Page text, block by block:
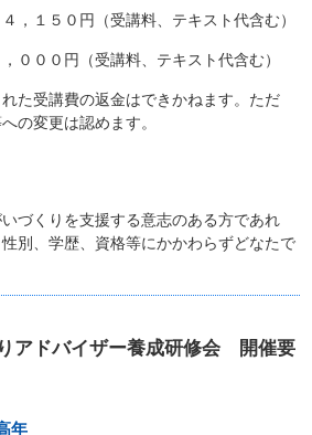
，１５０円（受講料、テキスト代含む）
０００円（受講料、テキスト代含む）
た受講費の返金はできかねます。ただ
の変更は認めます。
づくりを支援する意志のある方であれ
別、学歴、資格等にかかわらずどなたで
アドバイザー養成研修会 開催要
年